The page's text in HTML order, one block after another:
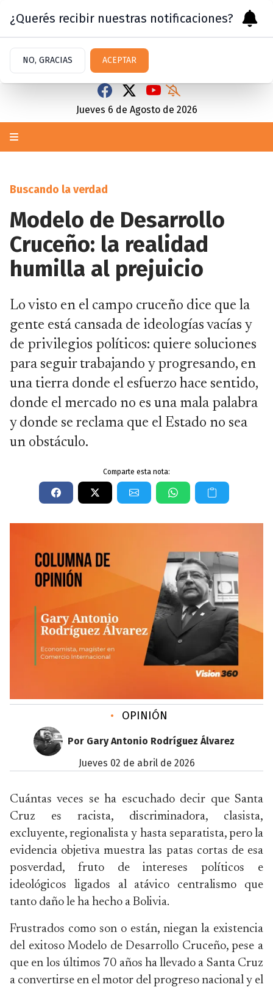
Jueves 6 de Agosto de 2026
Buscando la verdad
Modelo de Desarrollo
Cruceño: la realidad
humilla al prejuicio
Lo visto en el campo cruceño dice que la
gente está cansada de ideologías vacías y
de privilegios políticos: quiere soluciones
para seguir trabajando y progresando, en
una tierra donde el esfuerzo hace sentido,
donde el mercado no es una mala palabra
y donde se reclama que el Estado no sea
un obstáculo.
Comparte esta nota:
• OPINIÓN
Por Gary Antonio Rodríguez Álvarez
jueves 02 de abril de 2026
Cuántas veces se ha escuchado decir que Santa
Cruz es racista, discriminadora, clasista,
excluyente, regionalista y hasta separatista, pero la
evidencia objetiva muestra las patas cortas de esa
posverdad, fruto de intereses políticos e
ideológicos ligados al atávico centralismo que
tanto daño le ha hecho a Bolivia.
Frustrados como son o están, niegan la existencia
del exitoso Modelo de Desarrollo Cruceño, pese a
que en los últimos 70 años ha llevado a Santa Cruz
a convertirse en el motor del progreso nacional y el
¿Querés recibir nuestras notificaciones?
NO, GRACIAS ACEPTAR